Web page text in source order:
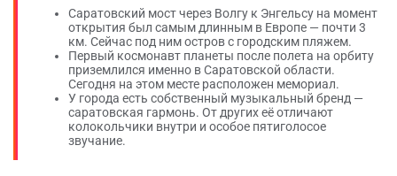
Саратовский мост через Волгу к Энгельсу на момент
открытия был самым длинным в Европе — почти 3
км. Сейчас под ним остров с городским пляжем.
Первый космонавт планеты после полета на орбиту
приземлился именно в Саратовской области.
Сегодня на этом месте расположен мемориал.
У города есть собственный музыкальный бренд —
саратовская гармонь. От других её отличают
колокольчики внутри и особое пятиголосое
звучание.